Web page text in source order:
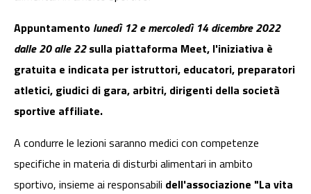
Appuntamento lunedì 12 e mercoledì 14 dicembre 2022
dalle 20 alle 22sulla piattaforma Meet, l'iniziativa è
gratuita e indicata per istruttori, educatori, preparatori
atletici, giudici di gara, arbitri, dirigenti della società
sportive affiliate.
A condurre le lezioni saranno medici con competenze
specifiche in materia di disturbi alimentari in ambito
sportivo, insieme ai responsabili dell'associazione "La vita